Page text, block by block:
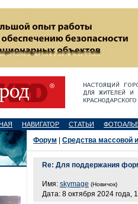
НАВИГАТОР СТАТЬИ
Форум Средства массовой
Re: Для поддержания
Имя: skymage (Новичок)
Дата: 8 октября 2024 года,